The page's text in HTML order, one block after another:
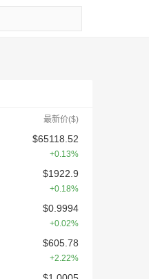
最新价($)
$65118.52
+0.13%
$1922.9
+0.18%
$0.9994
+0.02%
$605.78
+2.22%